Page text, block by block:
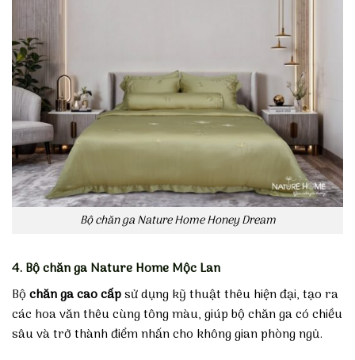
Bộ chăn ga Nature Home Honey Dream
4. Bộ chăn ga Nature Home Mộc Lan
Bộchăn ga cao cấpsử dụng kỹ thuật thêu hiện đại, tạo ra
các hoa văn thêu cùng tông màu, giúp bộ chăn ga có chiều
sâu và trở thành điểm nhấn cho không gian phòng ngủ.